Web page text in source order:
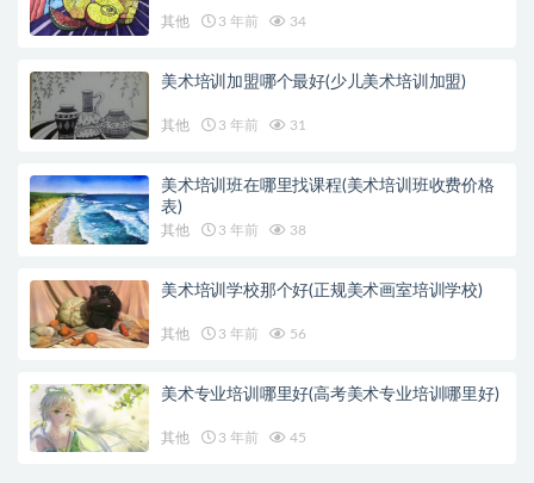
其他 3 年前 34
美术培训加盟哪个最好(少儿美术培训加盟)
其他 3 年前 31
美术培训班在哪里找课程(美术培训班收费价格
表)
其他 3 年前 38
美术培训学校那个好(正规美术画室培训学校)
其他 3 年前 56
美术专业培训哪里好(高考美术专业培训哪里好)
其他 3 年前 45